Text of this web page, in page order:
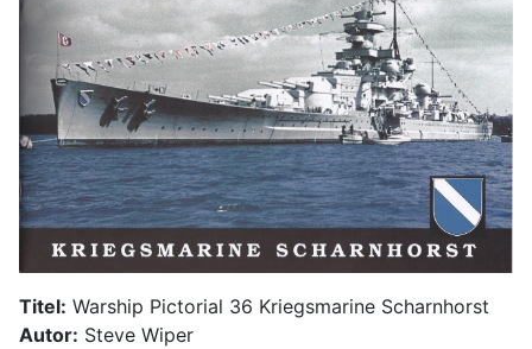
Titel: Warship Pictorial 36 Kriegsmarine Scharnhorst
Autor: Steve Wiper